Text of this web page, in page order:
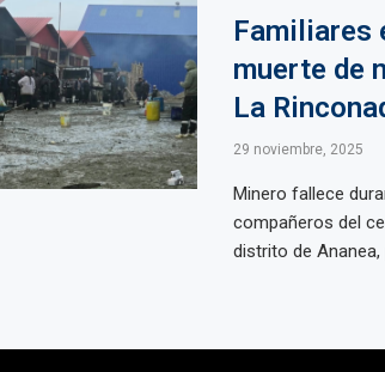
Familiares
muerte de
La
29 noviembre, 2025
Minero fallece
compañeros del
distrito de Ananea,